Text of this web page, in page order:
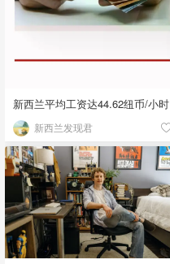
新西兰平均工资达44.62纽币/小时
新西兰发现君